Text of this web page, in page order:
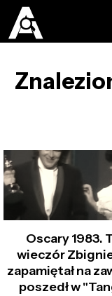
Oscary 1983.
wieczór
zapamiętał na
poszedł w